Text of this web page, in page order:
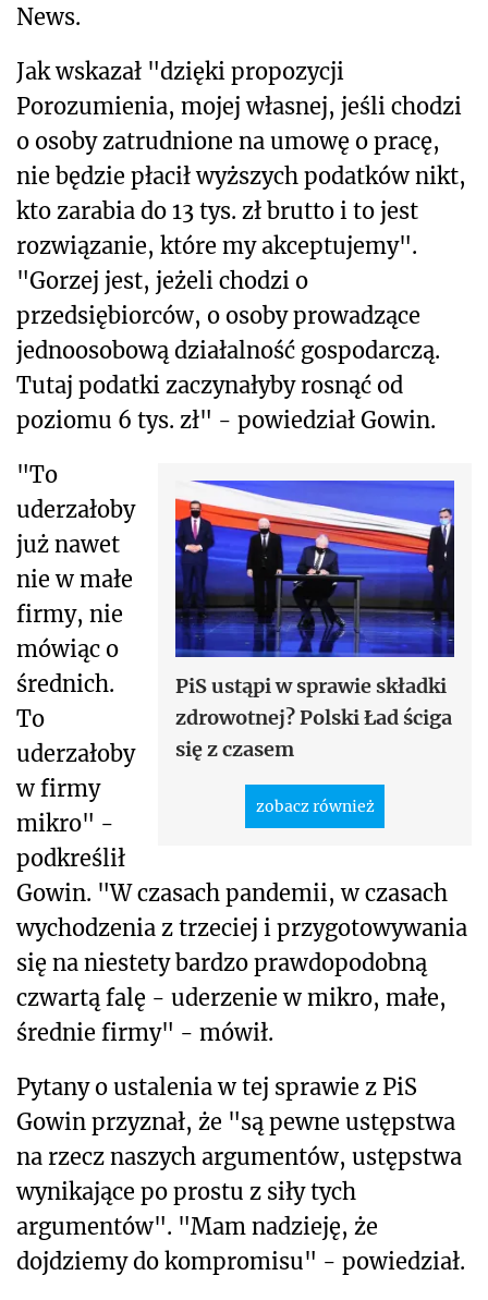
News.
Jak wskazał "dzięki propozycji
Porozumienia, mojej własnej, jeśli chodzi
o osoby zatrudnione na umowę o pracę,
nie będzie płacił wyższych podatków nikt,
kto zarabia do 13 tys. zł brutto i to jest
rozwiązanie, które my akceptujemy".
"Gorzej jest, jeżeli chodzi o
przedsiębiorców, o osoby prowadzące
jednoosobową działalność gospodarczą.
Tutaj podatki zaczynałyby rosnąć od
poziomu 6 tys. zł" - powiedział Gowin.
PiS ustąpi w sprawie składki
zdrowotnej? Polski Ład ściga
się z czasem
zobacz również
"To
uderzałoby
już nawet
nie w małe
firmy, nie
mówiąc o
średnich.
To
uderzałoby
w firmy
mikro" -
podkreślił
Gowin. "W czasach pandemii, w czasach
wychodzenia z trzeciej i przygotowywania
się na niestety bardzo prawdopodobną
czwartą falę - uderzenie w mikro, małe,
średnie firmy" - mówił.
Pytany o ustalenia w tej sprawie z PiS
Gowin przyznał, że "są pewne ustępstwa
na rzecz naszych argumentów, ustępstwa
wynikające po prostu z siły tych
argumentów". "Mam nadzieję, że
dojdziemy do kompromisu" - powiedział.